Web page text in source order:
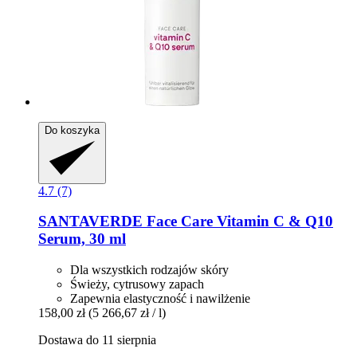
Do koszyka
4.7 (7)
SANTAVERDE Face Care Vitamin C & Q10
Serum, 30 ml
Dla wszystkich rodzajów skóry
Świeży, cytrusowy zapach
Zapewnia elastyczność i nawilżenie
158,00 zł (5 266,67 zł / l)
Dostawa do 11 sierpnia